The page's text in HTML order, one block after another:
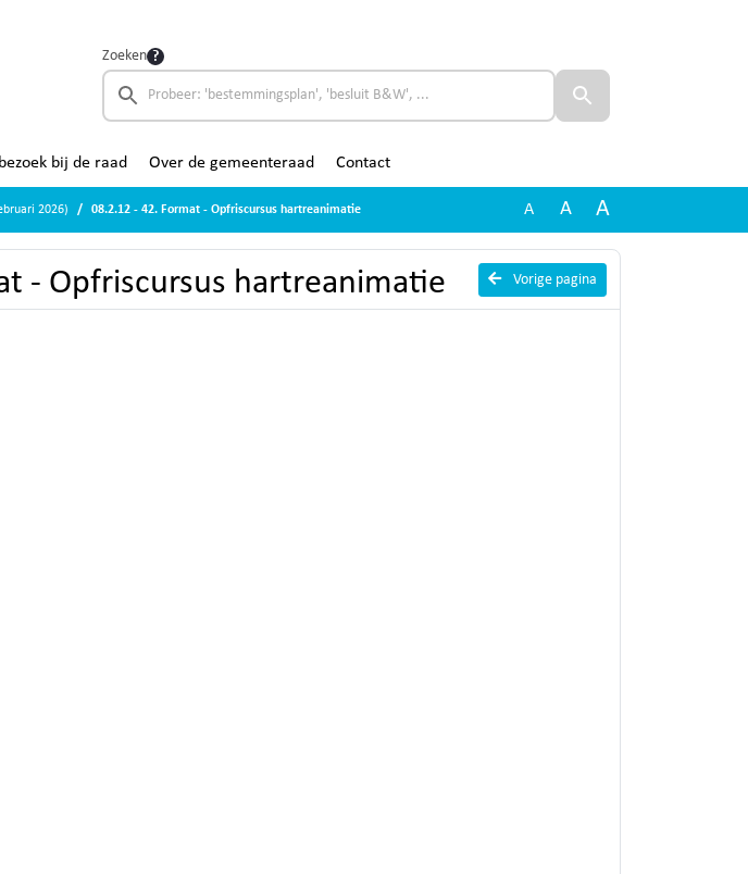
Zoeken
bij de raad Over de gemeenteraad Contact
2026) 08.2.12 - 42. Format - Opfriscursus hartreanimatie A A A
Vorige pagina
- Opfriscursus hartreanimatie